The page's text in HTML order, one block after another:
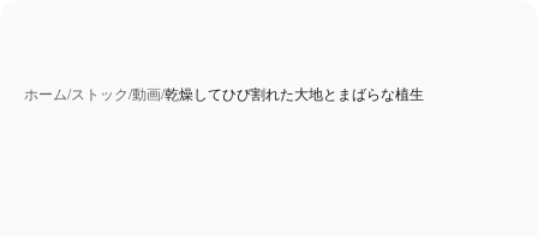
ホーム/ストック/動画/乾燥してひび割れた大地とまばらな植生